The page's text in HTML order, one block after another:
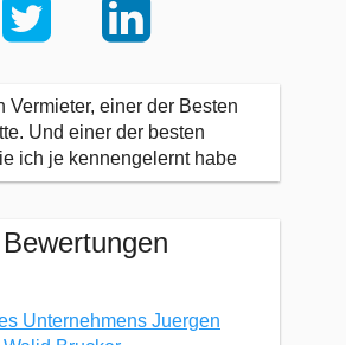
Vermieter, einer der Besten
Und einer der besten
ich je kennengelernt habe
Unternehmens Juergen